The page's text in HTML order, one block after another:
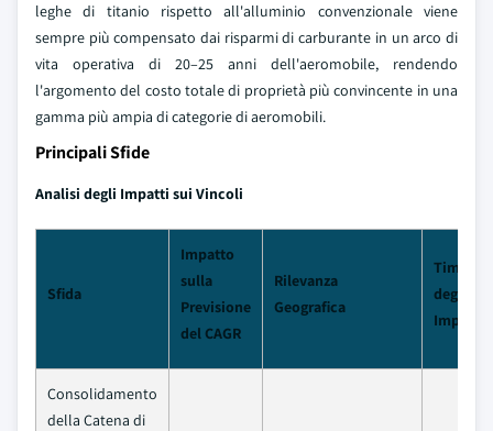
leghe di titanio rispetto all'alluminio convenzionale viene
sempre più compensato dai risparmi di carburante in un arco di
vita operativa di 20–25 anni dell'aeromobile, rendendo
l'argomento del costo totale di proprietà più convincente in una
gamma più ampia di categorie di aeromobili.
Principali Sfide
Analisi degli Impatti sui Vincoli
Sfida
Impatto
sulla
Previsione
del CAGR
Rilevanza
Geografica
Timeline
degli
Impatti
Consolidamento
della Catena di